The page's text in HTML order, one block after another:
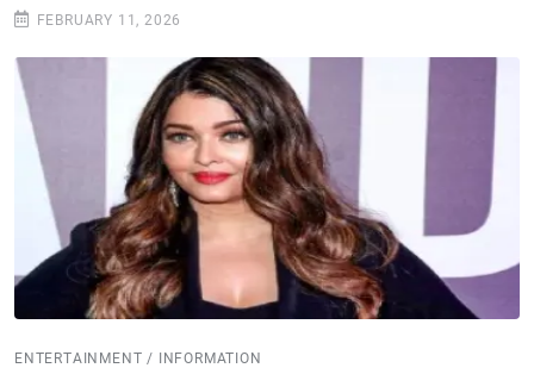
FEBRUARY 11, 2026
ENTERTAINMENT / INFORMATION